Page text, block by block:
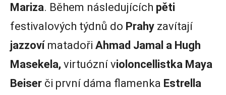
Mariza. Během následujících pěti
festivalových týdnů do Prahy zavítají
jazzovímatadoři Ahmad Jamal a Hugh
Masekela, virtuózní violoncellistka Maya
Beiser či první dáma flamenka Estrella